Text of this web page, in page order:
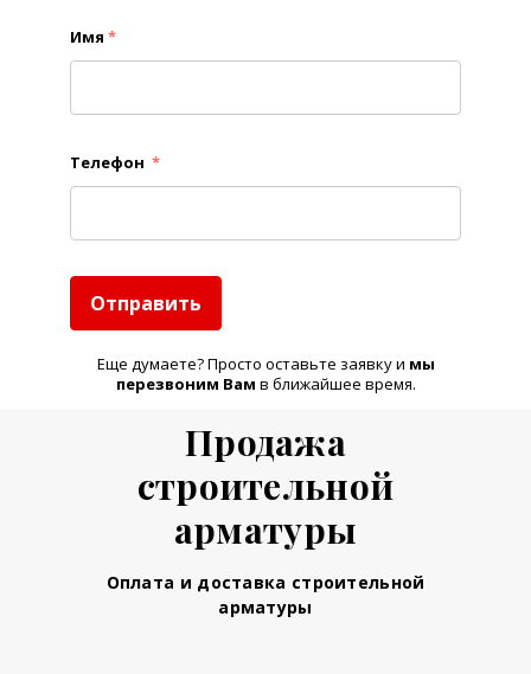
Имя *
Телефон *
Отправить
Еще думаете? Просто оставьте заявку и мы
перезвоним Вам в ближайшее время.
Продажа
строительной
арматуры
Оплата и доставка строительной
арматуры